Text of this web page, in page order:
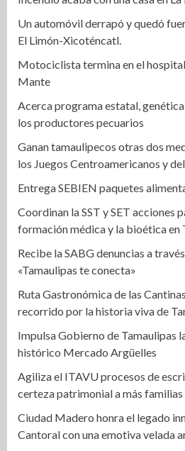
Un automóvil derrapó y quedó
El Limón-Xicoténcatl.
Motociclista termina en el
Mante
Acerca programa estatal,
los productores pecuarios
Ganan tamaulipecos otras dos
los Juegos Centroamericanos y
Entrega SEBIEN paquetes
Coordinan la SST y SET acciones
formación médica y la bioética en
Recibe la SABG denuncias a
«Tamaulipas te conecta»
Ruta Gastronómica de las
recorrido por la historia viva de
Impulsa Gobierno de Tamaulipas
histórico Mercado Argüelles
Agiliza el ITAVU procesos de
certeza patrimonial a más familias
Ciudad Madero honra el legado
Cantoral con una emotiva velada